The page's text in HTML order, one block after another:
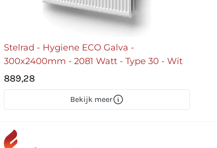
Stelrad - Hygiene ECO Galva -
300x2400mm - 2081 Watt - Type 30 - Wit
889,28
Bekijk meer